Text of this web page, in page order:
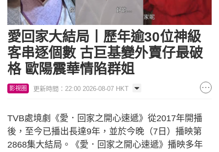
愛回家大結局丨歷年逾30位神級
客串逐個數 古巨基變外賣仔最破
格 歐陽震華情陷群姐
影視圈 更新時間：22:00 2026-08-07 HKT
TVB處境劇《愛．回家之開心速遞》從2017年開播
後，至今已播出長達9年，並於今晚（7日）播映第
2868集大結局。《愛．回家之開心速遞》播映多年